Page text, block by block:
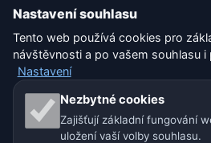
Nastavení
Naše weby o
🇨🇿 Česko 🇭🇷 Chorvatsko
Nastavení souhlasu
Tento web používá cookies pro
návštěvnosti a po vašem souhlasu i
Nastavení
Nezbytné cookies
Zajišťují základní fungování
uložení vaší volby souhlasu.